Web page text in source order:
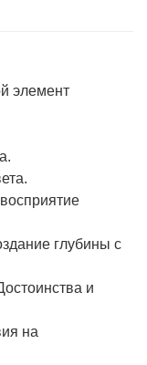
элемент
глубины с
и
на